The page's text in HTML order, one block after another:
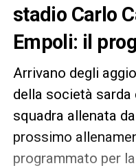
stadio Carlo
Empoli: il
Arrivano degli
della società
squadra allenata
prossimo
programmato per